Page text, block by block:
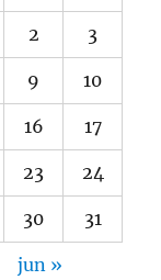
2 3
9 10
16 17
23 24
30 31
jun »